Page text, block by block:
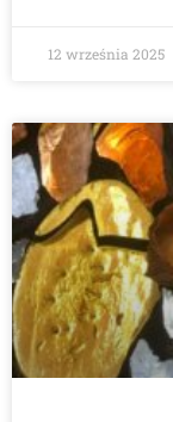
12 września 2025